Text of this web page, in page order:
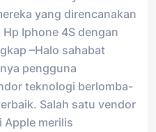
yang direncanakan
Iphone 4S dengan
–Halo sahabat
pengguna
teknologi berlomba-
Salah satu vendor
Apple merilis